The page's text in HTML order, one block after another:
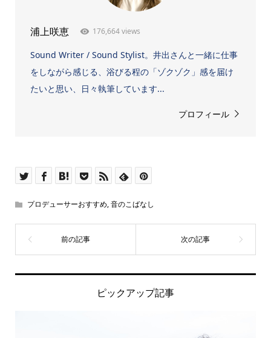
浦上咲恵 176,664 views
Sound Writer / Sound Stylist。井出さんと一緒に仕事
をしながら感じる、浴びる程の「ゾクゾク」感を届け
たいと思い、日々執筆しています...
プロフィール
プロデューサーおすすめ,音のこばなし
ピックアップ記事